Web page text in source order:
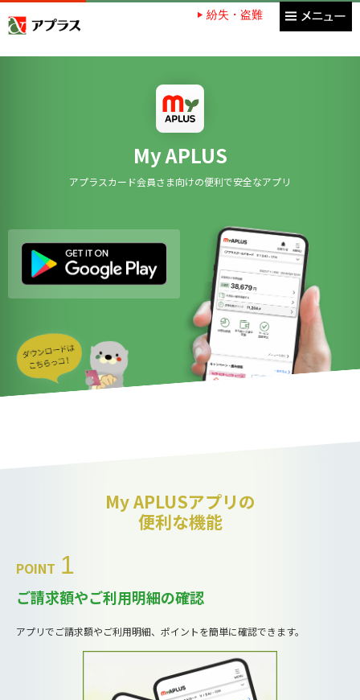
アプラス SBI新生銀行グループ紛失・盗難
My APLUS
アプラスカード会員さま向けの便利で安全なアプリ
My APLUSアプリの
便利な機能
POINT 1
ご請求額やご利用明細の確認
アプリでご請求額やご利用明細、ポイントを簡単に確認できます。